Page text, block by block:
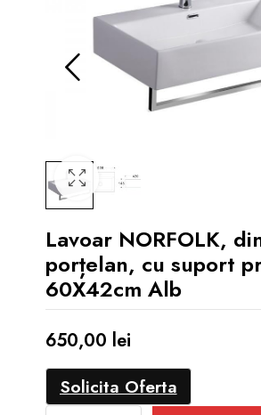
Lavoar NORFOLK,
porțelan, cu suport
60X42cm Alb
650,00 lei
Solicita Oferta